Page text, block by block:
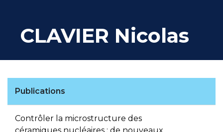
CLAVIER Nicolas
Publications
Contrôler la microstructure des
céramiques nucléaires : de nouveaux